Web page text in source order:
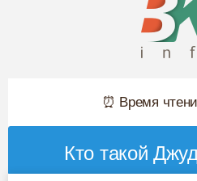
⏰ Время
Кто такой